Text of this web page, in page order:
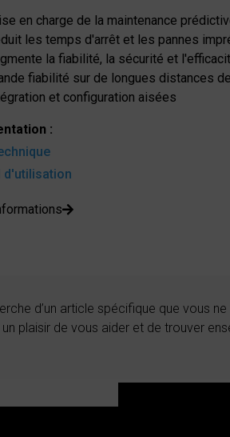
en charge de la maintenance
les temps d'arrêt et les pannes
la fiabilité, la sécurité et
fiabilité sur de longues distances
et configuration aisées
:
d'utilisation
d’un article spécifique que vous
plaisir de vous aider et de trouver